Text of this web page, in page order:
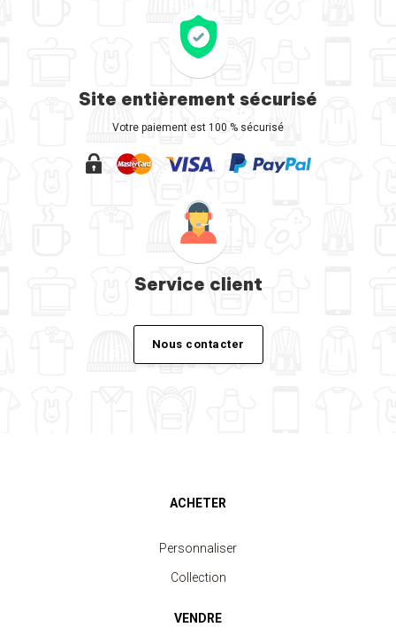
Site entièrement sécurisé
Votre paiement est 100 % sécurisé
Service client
Nous contacter
ACHETER
Personnaliser
Collection
VENDRE